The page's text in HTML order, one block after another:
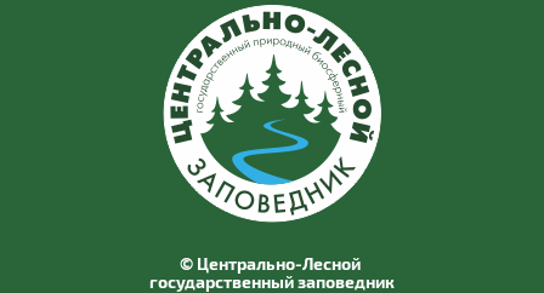
© Центрально-Лесной
государственный заповедник